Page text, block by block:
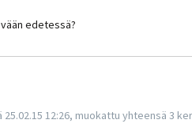
edetessä?
12:26, muokattu yhteensä 3